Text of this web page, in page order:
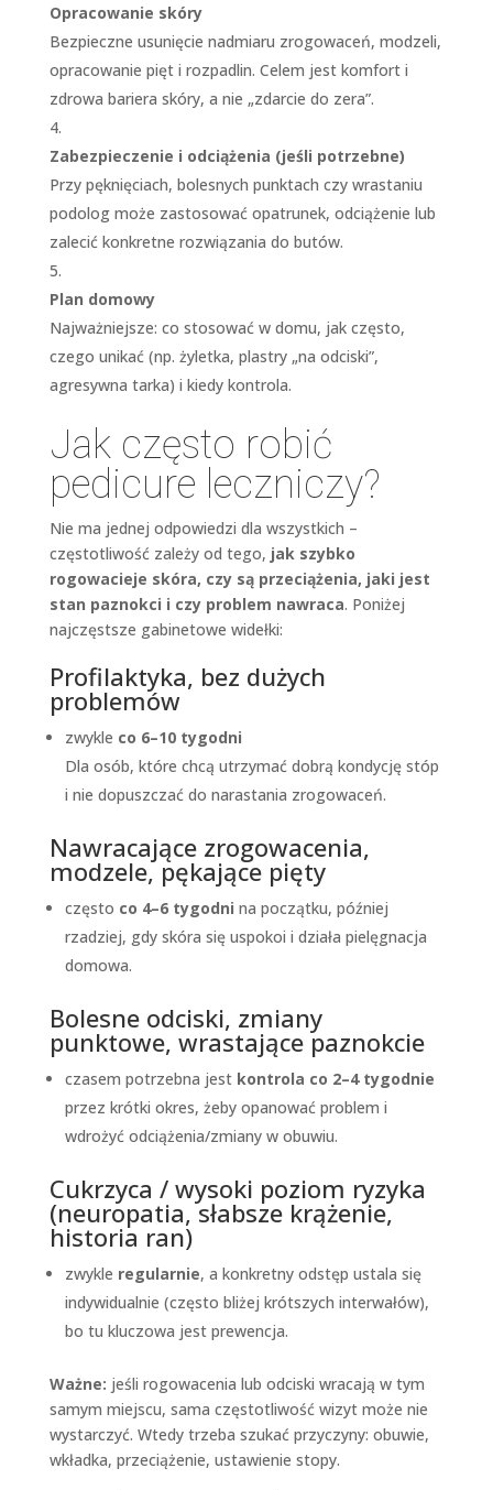
Opracowanie skóry
Bezpieczne usunięcie nadmiaru zrogowaceń, modzeli,
opracowanie pięt i rozpadlin. Celem jest komfort i
zdrowa bariera skóry, a nie „zdarcie do zera”.
Zabezpieczenie i odciążenia (jeśli potrzebne)
Przy pęknięciach, bolesnych punktach czy wrastaniu
podolog może zastosować opatrunek, odciążenie lub
zalecić konkretne rozwiązania do butów.
Plan domowy
Najważniejsze: co stosować w domu, jak często,
czego unikać (np. żyletka, plastry „na odciski”,
agresywna tarka) i kiedy kontrola.
Jak często robić
pedicure leczniczy?
Nie ma jednej odpowiedzi dla wszystkich –
częstotliwość zależy od tego, jak szybko
rogowacieje skóra, czy są przeciążenia, jaki jest
stan paznokci i czy problem nawraca. Poniżej
najczęstsze gabinetowe widełki:
Profilaktyka, bez dużych
problemów
zwykle co 6–10 tygodni
Dla osób, które chcą utrzymać dobrą kondycję stóp
i nie dopuszczać do narastania zrogowaceń.
Nawracające zrogowacenia,
modzele, pękające pięty
często co 4–6 tygodni na początku, później
rzadziej, gdy skóra się uspokoi i działa pielęgnacja
domowa.
Bolesne odciski, zmiany
punktowe, wrastające paznokcie
czasem potrzebna jest kontrola co 2–4 tygodnie
przez krótki okres, żeby opanować problem i
wdrożyć odciążenia/zmiany w obuwiu.
Cukrzyca / wysoki poziom ryzyka
(neuropatia, słabsze krążenie,
historia ran)
zwykle regularnie, a konkretny odstęp ustala się
indywidualnie (często bliżej krótszych interwałów),
bo tu kluczowa jest prewencja.
Ważne: jeśli rogowacenia lub odciski wracają w tym
samym miejscu, sama częstotliwość wizyt może nie
wystarczyć. Wtedy trzeba szukać przyczyny: obuwie,
wkładka, przeciążenie, ustawienie stopy.